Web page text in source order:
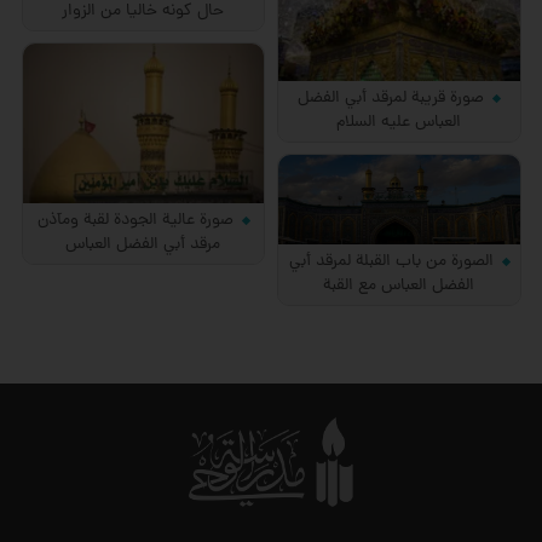
حال كونه خاليا من الزوار
صورة قريبة لمرقد أبي الفضل
العباس عليه السلام
صورة عالية الجودة لقبة ومآذن
مرقد أبي الفضل العباس
الصورة من باب القبلة لمرقد أبي
الفضل العباس مع القبة